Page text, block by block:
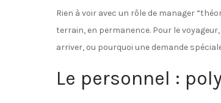
Rien à voir avec un rôle de manager
terrain, en permanence. Pour le
arriver, ou pourquoi une demande
Le personnel :